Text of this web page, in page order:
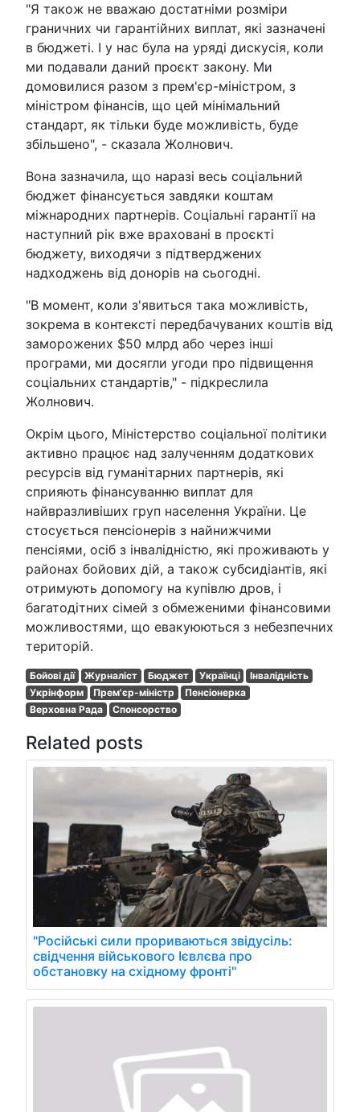
"Я також не вважаю достатніми розміри
граничних чи гарантійних виплат, які зазначені
в бюджеті. І у нас була на уряді дискусія, коли
ми подавали даний проєкт закону. Ми
домовилися разом з прем'єр-міністром, з
міністром фінансів, що цей мінімальний
стандарт, як тільки буде можливість, буде
збільшено", - сказала Жолнович.
Вона зазначила, що наразі весь соціальний
бюджет фінансується завдяки коштам
міжнародних партнерів. Соціальні гарантії на
наступний рік вже враховані в проєкті
бюджету, виходячи з підтверджених
надходжень від донорів на сьогодні.
"В момент, коли з'явиться така можливість,
зокрема в контексті передбачуваних коштів від
заморожених $50 млрд або через інші
програми, ми досягли угоди про підвищення
соціальних стандартів," - підкреслила
Жолнович.
Окрім цього, Міністерство соціальної політики
активно працює над залученням додаткових
ресурсів від гуманітарних партнерів, які
сприяють фінансуванню виплат для
найвразливіших груп населення України. Це
стосується пенсіонерів з найнижчими
пенсіями, осіб з інвалідністю, які проживають у
районах бойових дій, а також субсидіантів, які
отримують допомогу на купівлю дров, і
багатодітних сімей з обмеженими фінансовими
можливостями, що евакуюються з небезпечних
територій.
Бойові дії Журналіст Бюджет Українці
Інвалідність
Укрінформ
Прем'єр-міністр
Пенсіонерка
Верховна Рада
Спонсорство
Related posts
"Російські сили прориваються звідусіль:
свідчення військового Ієвлєва про
обстановку на східному фронті"